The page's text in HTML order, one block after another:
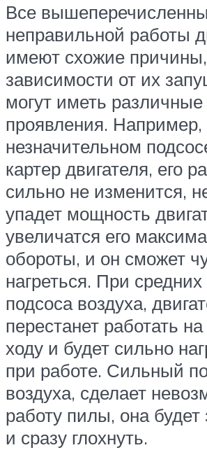
Все
неправильной работы
имеют схожие
зависимости от их
могут иметь различные
проявления. Например,
незначительном
картер двигателя, его
сильно не изменится,
упадет мощность
увеличатся его
обороты, и он сможет
нагреться. При
подсоса воздуха,
перестанет работать
ходу и будет сильно
при работе. Сильный
воздуха, сделает
работу пилы, она будет
и сразу глохнуть.